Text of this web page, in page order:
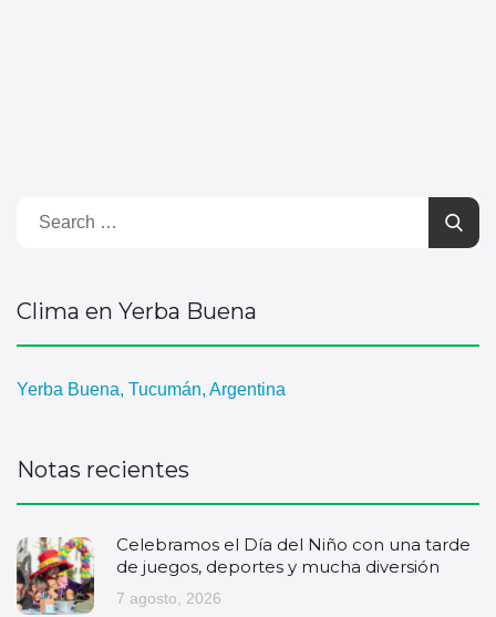
Clima en Yerba Buena
Yerba Buena, Tucumán, Argentina
Notas recientes
Celebramos el Día del Niño con una tarde
de juegos, deportes y mucha diversión
7 agosto, 2026